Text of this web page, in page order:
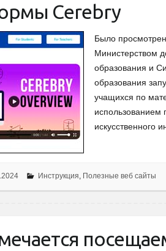
Cerebry
Было
Министерством
образования и
образования
учащихся по
искусственного
Инструкция, Полезные веб сайты